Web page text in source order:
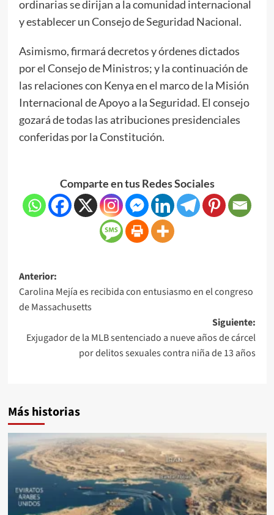
ordinarias se dirijan a la comunidad internacional
y establecer un Consejo de Seguridad Nacional.
Asimismo, firmará decretos y órdenes dictados
por el Consejo de Ministros; y la continuación de
las relaciones con Kenya en el marco de la Misión
Internacional de Apoyo a la Seguridad. El consejo
gozará de todas las atribuciones presidenciales
conferidas por la Constitución.
Comparte en tus Redes Sociales
Anterior:
Carolina Mejía es recibida con entusiasmo en el congreso
de Massachusetts
Siguiente:
Exjugador de la MLB sentenciado a nueve años de cárcel
por delitos sexuales contra niña de 13 años
Más historias